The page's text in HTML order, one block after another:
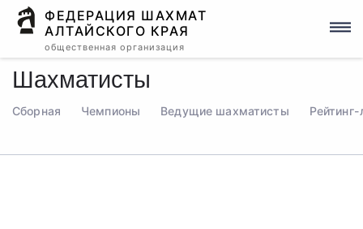
ФЕДЕРАЦИЯ ШАХМАТ
АЛТАЙСКОГО КРАЯ
общественная организация
Шахматисты
Сборная Чемпионы Ведущие шахматисты Рейтинг-